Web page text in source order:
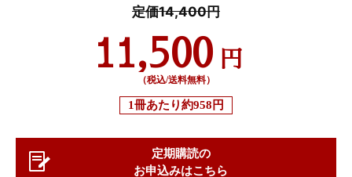
定価14,400円
11,500 円
（税込/送料無料）
1冊あたり約958円
定期購読の
お申込みはこちら